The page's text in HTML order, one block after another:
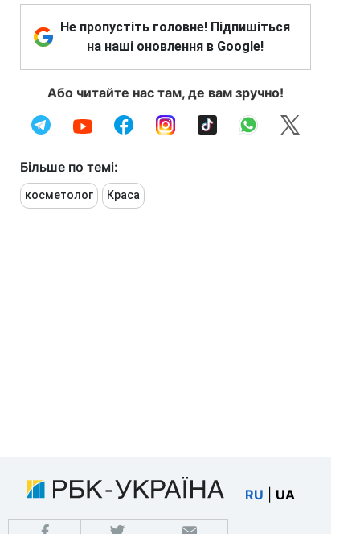
Не пропустіть головне! Підпишіться
на наші оновлення в Google!
Або читайте нас там, де вам зручно!
Більше по темі:
косметолог Краса
RU UA